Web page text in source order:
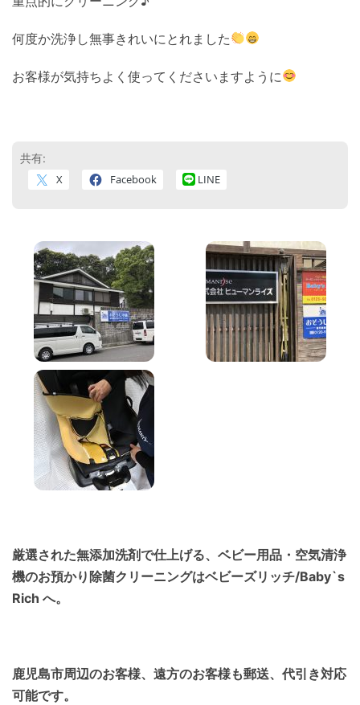
何度か洗浄し無事きれいにとれました
お客様が気持ちよく使ってくださいますように
共有:
X Facebook LINE
厳選された無添加洗剤で仕上げる、ベビー用品・空気清浄
機のお預かり除菌クリーニングはベビーズリッチ/Baby`s
Rich へ。
鹿児島市周辺のお客様、遠方のお客様も郵送、代引き対応
可能です。